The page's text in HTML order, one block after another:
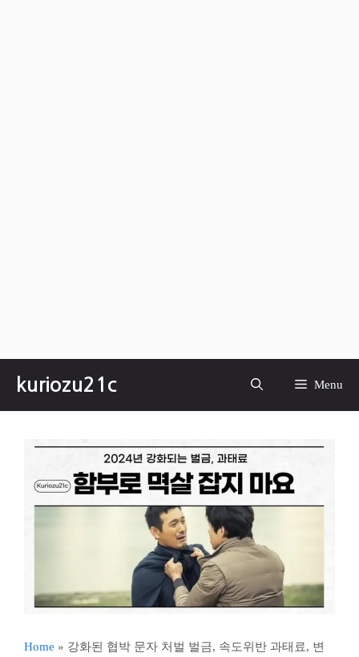
kuriozu21c Menu
Home » 강화된 협박 문자 처벌 벌금, 속도위반 과태료, 변